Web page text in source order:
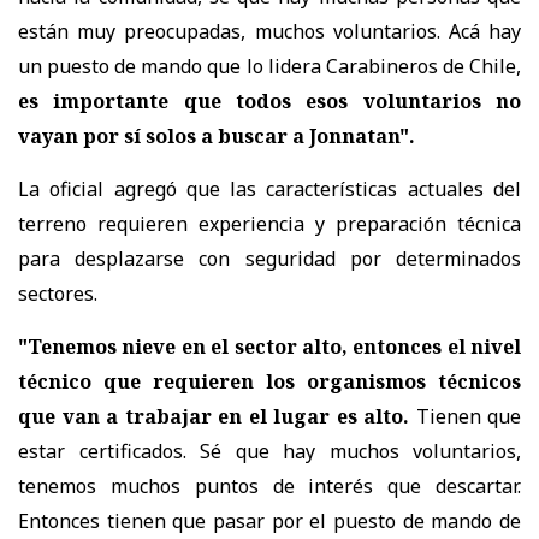
están muy preocupadas, muchos voluntarios. Acá hay
un puesto de mando que lo lidera Carabineros de Chile,
es importante que todos esos voluntarios no
vayan por sí solos a buscar a Jonnatan".
La oficial agregó que las características actuales del
terreno requieren experiencia y preparación técnica
para desplazarse con seguridad por determinados
sectores.
"Tenemos nieve en el sector alto, entonces el nivel
técnico que requieren los organismos técnicos
que van a trabajar en el lugar es alto. Tienen que
estar certificados. Sé que hay muchos voluntarios,
tenemos muchos puntos de interés que descartar.
Entonces tienen que pasar por el puesto de mando de